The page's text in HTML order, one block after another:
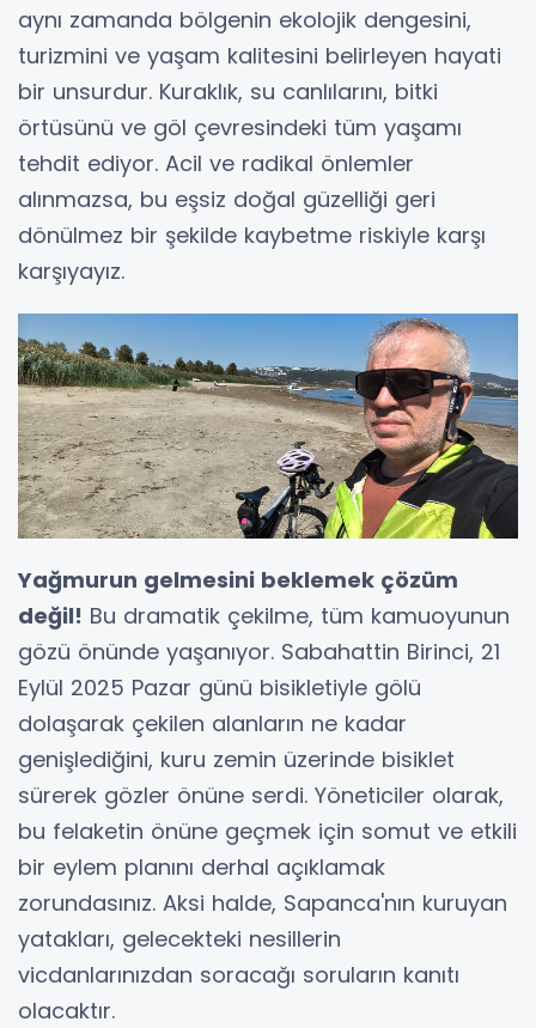
aynı zamanda bölgenin ekolojik dengesini,
turizmini ve yaşam kalitesini belirleyen hayati
bir unsurdur. Kuraklık, su canlılarını, bitki
örtüsünü ve göl çevresindeki tüm yaşamı
tehdit ediyor. Acil ve radikal önlemler
alınmazsa, bu eşsiz doğal güzelliği geri
dönülmez bir şekilde kaybetme riskiyle karşı
karşıyayız.
Yağmurun gelmesini beklemek çözüm
değil! Bu dramatik çekilme, tüm kamuoyunun
gözü önünde yaşanıyor. Sabahattin Birinci, 21
Eylül 2025 Pazar günü bisikletiyle gölü
dolaşarak çekilen alanların ne kadar
genişlediğini, kuru zemin üzerinde bisiklet
sürerek gözler önüne serdi. Yöneticiler olarak,
bu felaketin önüne geçmek için somut ve etkili
bir eylem planını derhal açıklamak
zorundasınız. Aksi halde, Sapanca'nın kuruyan
yatakları, gelecekteki nesillerin
vicdanlarınızdan soracağı soruların kanıtı
olacaktır.